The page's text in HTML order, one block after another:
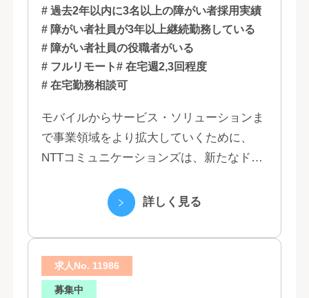
# 過去2年以内に3名以上の障がい者採用実績
# 障がい者社員が3年以上継続勤務している
# 障がい者社員の役職者がいる
# フルリモート# 在宅週2,3回程度
# 在宅勤務相談可
モバイルからサービス・ソリューションま
で事業領域をより拡大していくために、
NTTコミュニケーションズは、新たなドコ
たちは、クラウド、ネットワーク、セキュ
リティといっ...
詳しく見る
求人No. 11986
募集中